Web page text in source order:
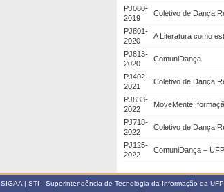
PJ080-
2019
Coletivo de Dança
PJ801-
2020
A Literatura como
PJ813-
2020
ComuniDança
PJ402-
2021
Coletivo de Dança
PJ833-
2022
MoveMente:
PJ718-
2022
Coletivo de Dança
PJ125-
2022
ComuniDança –
SIGAA | STI - Superintendência de Tecnologia da Informação da